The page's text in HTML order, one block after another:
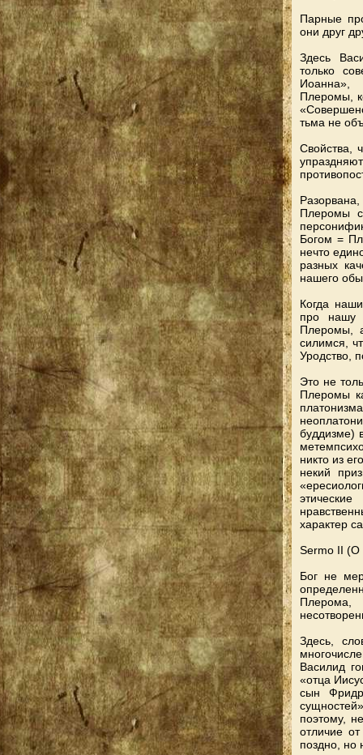
Парные
они друг
Здесь
только
Иоанна»,
Плеромы,
тьма не
Свойства,
Плеромы
Богом =
нечто
разных
нашего
Когда
про нашу
Плеромы,
силимся,
Уродство,
Это не
Плеромы
буддизме)
никто из
некий
характер
Sermo II (О
Бог не
Плерома,
Здесь,
Василид
«отца
сын
поэтому,
отличие
поздно, но